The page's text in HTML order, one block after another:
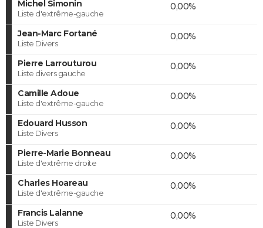
Michel Simonin
Liste d'extrême-gauche
0,00%
Jean-Marc Fortané
Liste Divers
0,00%
Pierre Larrouturou
Liste divers gauche
0,00%
Camille Adoue
Liste d'extrême-gauche
0,00%
Edouard Husson
Liste Divers
0,00%
Pierre-Marie Bonneau
Liste d'extrême droite
0,00%
Charles Hoareau
Liste d'extrême-gauche
0,00%
Francis Lalanne
Liste Divers
0,00%